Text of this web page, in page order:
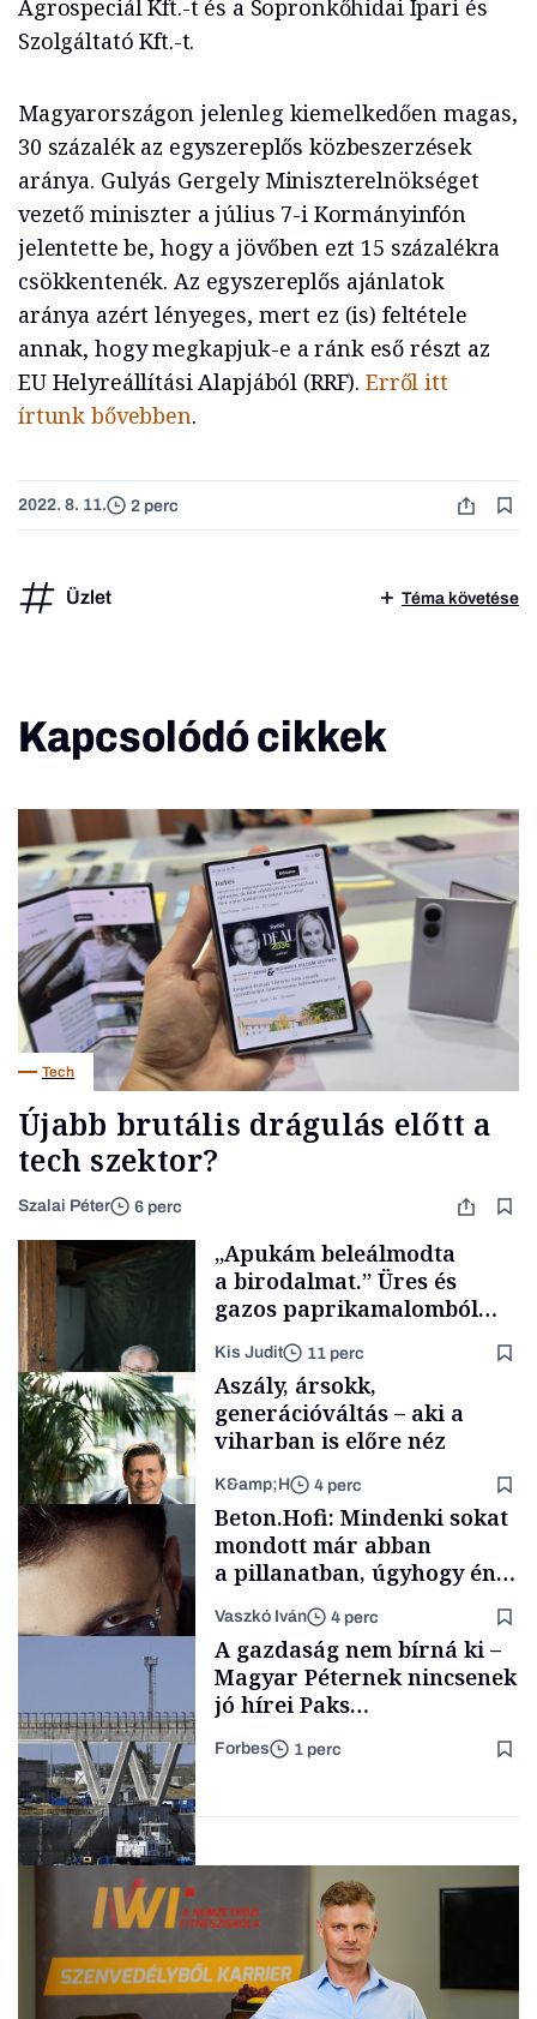
Agrospeciál Kft.-t és a Sopronkőhidai Ipari és
Szolgáltató Kft.-t.
Magyarországon jelenleg kiemelkedően magas,
30 százalék az egyszereplős közbeszerzések
aránya. Gulyás Gergely Miniszterelnökséget
vezető miniszter a július 7-i Kormányinfón
jelentette be, hogy a jövőben ezt 15 százalékra
csökkentenék. Az egyszereplős ajánlatok
aránya azért lényeges, mert ez (is) feltétele
annak, hogy megkapjuk-e a ránk eső részt az
EU Helyreállítási Alapjából (RRF). Erről itt
írtunk bővebben.
2022. 8. 11. 2 perc
Üzlet Téma követése
Kapcsolódó cikkek
Tech
Újabb brutális drágulás előtt a
tech szektor?
Szalai Péter 6 perc
Családi
vállalkozások
„Apukám beleálmodta
a birodalmat.” Üres és
gazos paprikamalomból
lett az igazi családi
fűszersztori
Kis Judit 11 perc
TÁMOGATÓI
Aszály, ársokk,
generációváltás – aki a
viharban is előre néz
K&amp;H 4 perc
Forbes-sztori
Beton.Hofi: Mindenki sokat
mondott már abban
a pillanatban, úgyhogy én
a legsarkosabb
gondolataimat akartam
kimondani
Vaszkó Iván 4 perc
A gazdaság nem bírná ki –
Magyar Péternek nincsenek
jó hírei Paks
újraindításáról
Forbes 1 perc